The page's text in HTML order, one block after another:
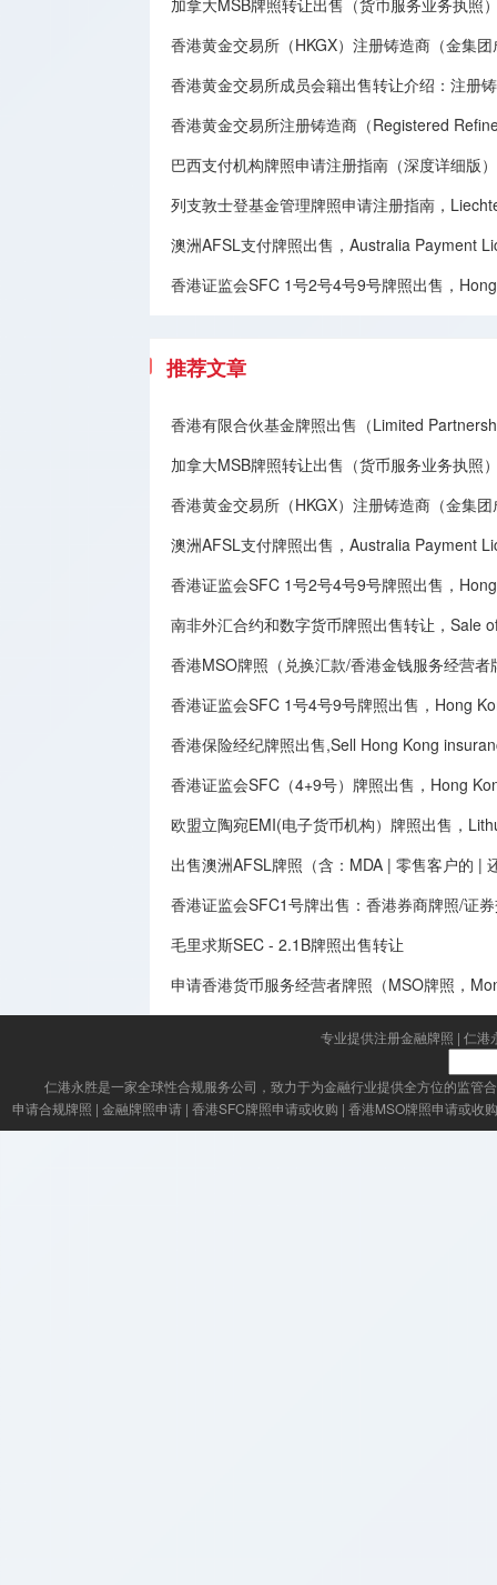
加拿大MSB牌照转让​出售（货币服务业务执照），
香港黄金交易所（HKGX）注册铸造商（金集
香港黄金交易所成员会籍出售转让介绍：注册铸造
香港黄金交易所注册铸造商（Registered
巴西支付机构牌照申请注册指南（深度详细版）
列支敦士登基金管理牌照申请注册指南，
澳洲AFSL支付牌照出售，Australia Payment
香港证监会SFC 1号2号4号9号牌照出售，
推荐文章
香港有限合伙基金牌照出售（Limited
加拿大MSB牌照转让​出售（货币服务业务执照），
香港黄金交易所（HKGX）注册铸造商（金集
澳洲AFSL支付牌照出售，Australia Payment
香港证监会SFC 1号2号4号9号牌照出售，
南非外汇合约和数字货币牌照出售转让，Sale
香港MSO牌照（兑换汇款/香港金钱服务经营者牌
香港证监会SFC 1号4号9号牌照出售，Hong
香港保险经纪牌照出售,Sell Hong Kong
香港证监会SFC（4+9号）牌照出售，Hong
欧盟立陶宛EMI(电子货币机构）牌照出售，
出售澳洲AFSL牌照（含：MDA | 零售客户的 |
香港证监会SFC1号牌出售：香港券商牌照/证
毛里求斯SEC - 2.1B牌照出售转让
申请香港货币服务经营者牌照（MSO牌照，
专业提供注册金融牌照 | 仁港
仁港永胜是一家全球性合规服务公司，致力于为金融行业提供全方位的监管
申请合规牌照 | 金融牌照申请 | 香港SFC牌照申请或收购 | 香港MSO牌照申请或收购